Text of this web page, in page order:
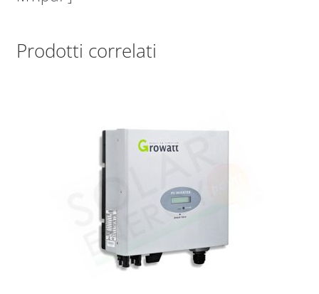
Prodotti correlati